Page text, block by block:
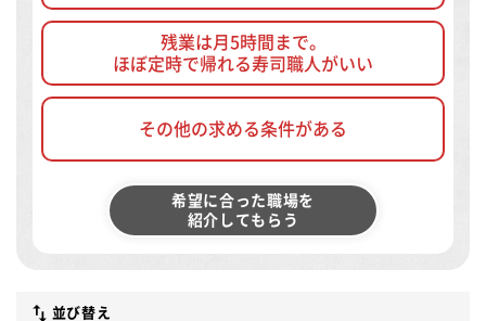
残業は月5時間まで。
ほぼ定時で帰れる寿司職人がいい
その他の求める条件がある
希望に合った職場を
紹介してもらう
並び替え